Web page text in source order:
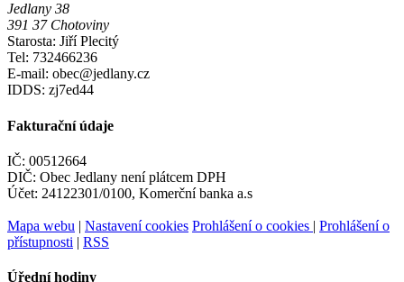
Jedlany 38
391 37 Chotoviny
Starosta: Jiří Plecitý
Tel: 732466236
E-mail: obec@jedlany.cz
IDDS: zj7ed44
Fakturační údaje
IČ: 00512664
DIČ: Obec Jedlany není plátcem DPH
Účet: 24122301/0100, Komerční banka a.s
Mapa webu | Nastavení cookies Prohlášení o cookies | Prohlášení o
přístupnosti | RSS
Úřední hodiny